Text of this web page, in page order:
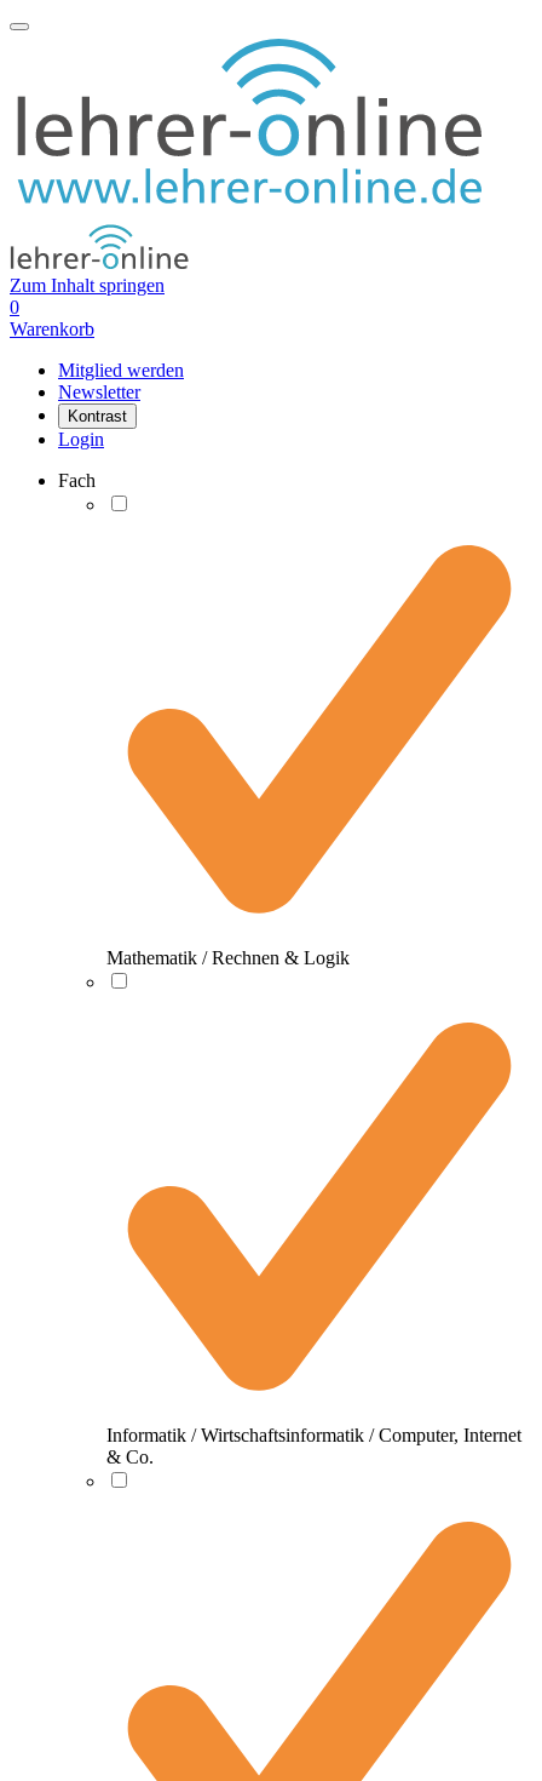
Zum Inhalt springen
0
Warenkorb
Mitglied werden
Newsletter
Kontrast
Login
Fach
Mathematik / Rechnen & Logik
Informatik / Wirtschaftsinformatik / Computer, Internet
& Co.